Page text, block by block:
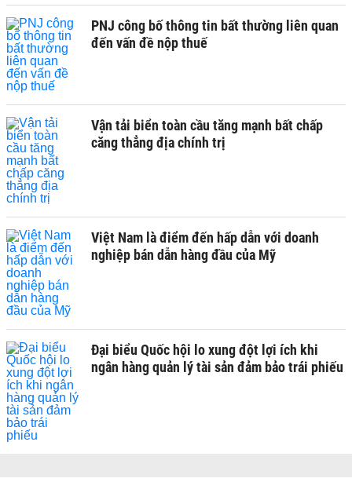
PNJ công bố thông tin bất thường liên quan
đến vấn đề nộp thuế
Vận tải biển toàn cầu tăng mạnh bất chấp
căng thẳng địa chính trị
Việt Nam là điểm đến hấp dẫn với doanh
nghiệp bán dẫn hàng đầu của Mỹ
Đại biểu Quốc hội lo xung đột lợi ích khi
ngân hàng quản lý tài sản đảm bảo trái phiếu